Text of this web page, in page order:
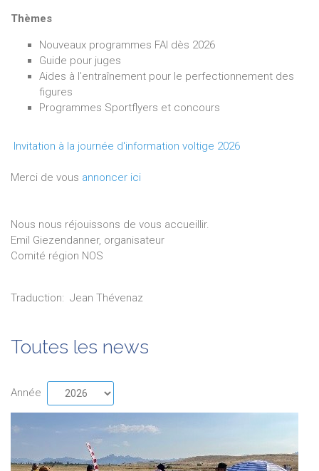
Thèmes
Nouveaux programmes FAI dès 2026
Guide pour juges
Aides à l'entraînement pour le perfectionnement des
figures
Programmes Sportflyers et concours
Invitation à la journée d'information voltige 2026
Merci de vous annoncer ici
Nous nous réjouissons de vous accueillir.
Emil Giezendanner, organisateur
Comité région NOS
Traduction: Jean Thévenaz
Toutes les news
Année